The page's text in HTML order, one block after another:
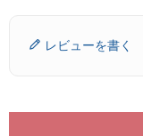
レビューを書く